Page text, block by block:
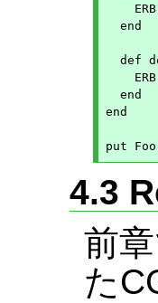
  end
def
  end
end
4.3
前
た